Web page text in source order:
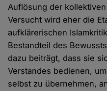
Auflösung der
Versucht wird eher die
aufklärerischen
Bestandteil des
dazu beiträgt, dass sie
Verstandes bedienen,
selbst zu übernehmen,